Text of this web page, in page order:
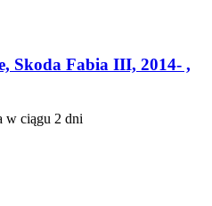
Skoda Fabia III, 2014- ,
w ciągu 2 dni